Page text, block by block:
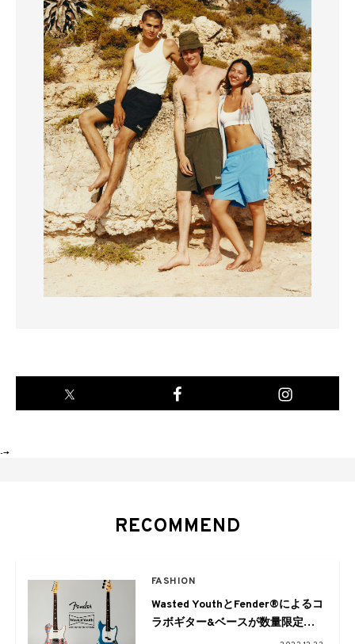
-->
RECOMMEND
FASHION
Wasted YouthとFender®によるコ
ラボギター&ベースが数量限定で